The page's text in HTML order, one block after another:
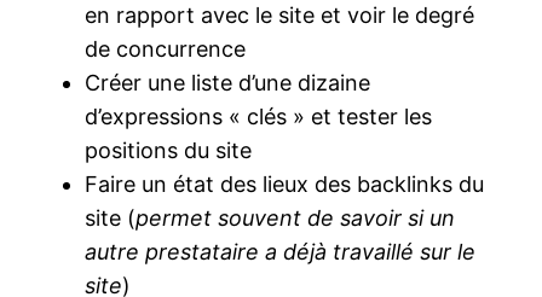
en rapport avec le site et voir le degré
de concurrence
Créer une liste d’une dizaine
d’expressions « clés » et tester les
positions du site
Faire un état des lieux des backlinks du
site (permet souvent de savoir si un
autre prestataire a déjà travaillé sur le
site)